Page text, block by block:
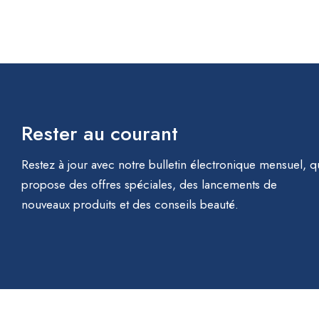
Rester au courant
Restez à jour avec notre bulletin électronique mensuel,
propose des offres spéciales, des lancements de
nouveaux produits et des conseils beauté.